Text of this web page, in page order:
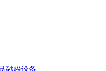
砂粉设备